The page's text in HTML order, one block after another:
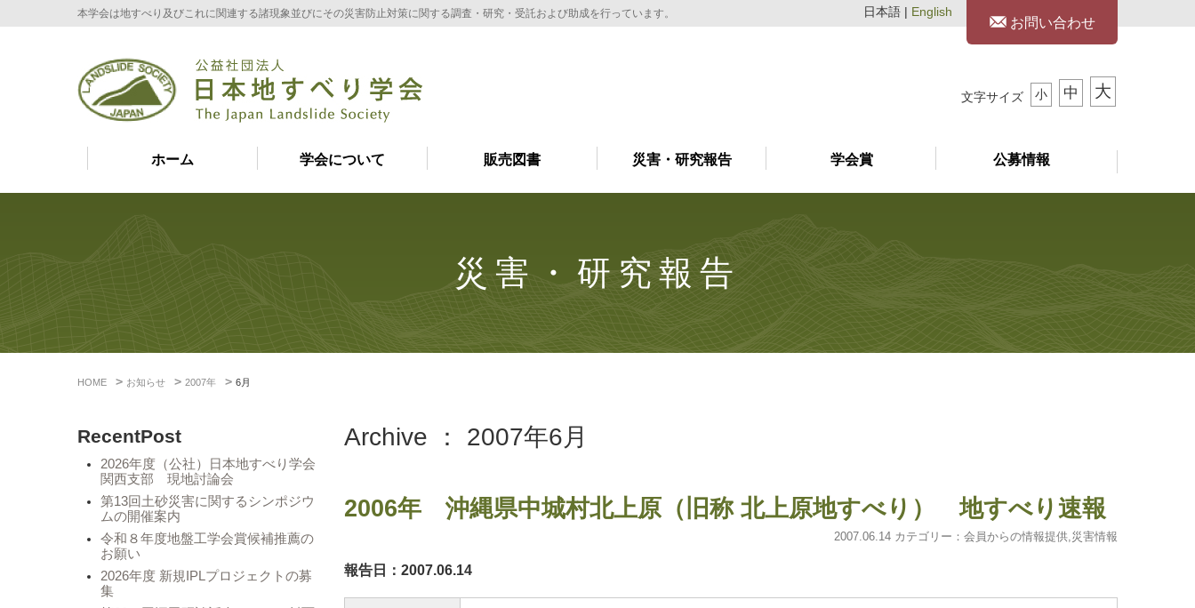
本学会は地すべり及びこれに関連する諸現象並びにその災害防止対策に関する調査・研究・受託および助成を行っています。
お問い合わせ
日本語 | English
文字サイズ 小 中 大
ホーム 学会について 販売図書 災害・研究報告 学会賞 公募情報
災害・研究報告
HOME お知らせ 2007年 6月
RecentPost
2026年度（公社）日本地すべり学会
関西支部 現地討論会
第13回土砂災害に関するシンポジウ
ムの開催案内
令和８年度地盤工学会賞候補推薦の
お願い
2026年度 新規IPLプロジェクトの募
集
Archive ： 2007年6月
2006年 沖縄県中城村北上原（旧称 北上原地すべり） 地すべり速報
2007.06.14 カテゴリー： 会員からの情報提供,災害情報
報告日：2007.06.14